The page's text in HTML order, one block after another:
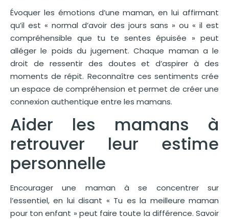
Évoquer les émotions d’une maman, en lui affirmant
qu’il est « normal d’avoir des jours sans » ou « il est
compréhensible que tu te sentes épuisée » peut
alléger le poids du jugement. Chaque maman a le
droit de ressentir des doutes et d’aspirer à des
moments de répit. Reconnaître ces sentiments crée
un espace de compréhension et permet de créer une
connexion authentique entre les mamans.
Aider les mamans à
retrouver leur estime
personnelle
Encourager une maman à se concentrer sur
l’essentiel, en lui disant « Tu es la meilleure maman
pour ton enfant » peut faire toute la différence. Savoir